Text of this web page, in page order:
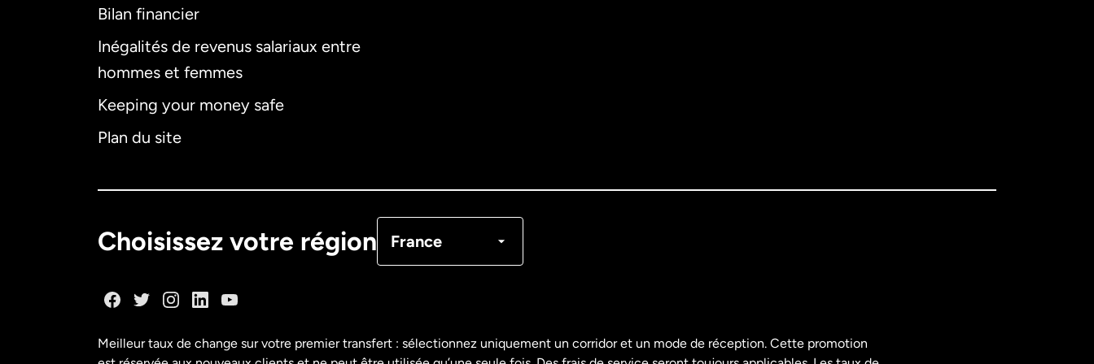
Bilan financier
Inégalités de revenus salariaux entre
hommes et femmes
Keeping your money safe
Plan du site
Choisissez votre région France
Meilleur taux de change sur votre premier transfert : sélectionnez uniquement un corridor et un mode de réception. Cette promotion